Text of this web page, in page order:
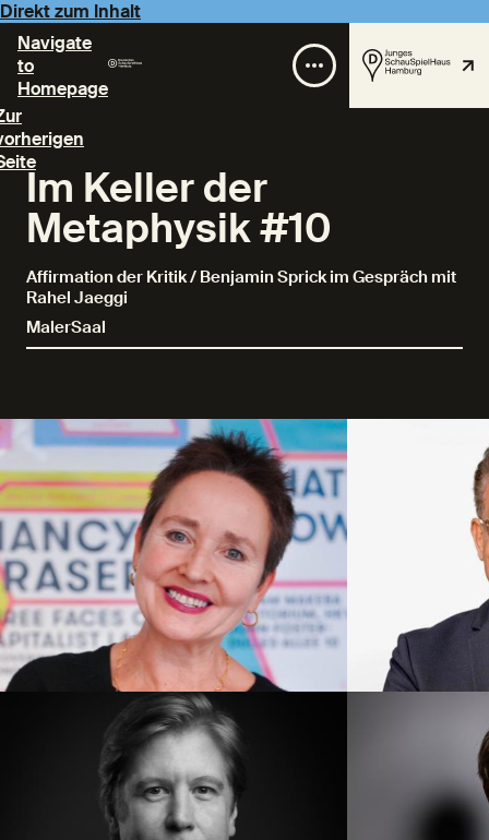
Direkt zum Inhalt
Navigate
to
Homepage
Im Keller der
Metaphysik #10
Affirmation der Kritik / Benjamin Sprick im Gespräch mit
Rahel Jaeggi
MalerSaal